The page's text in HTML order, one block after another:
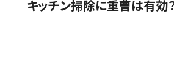
キッチン掃除に重曹は有効